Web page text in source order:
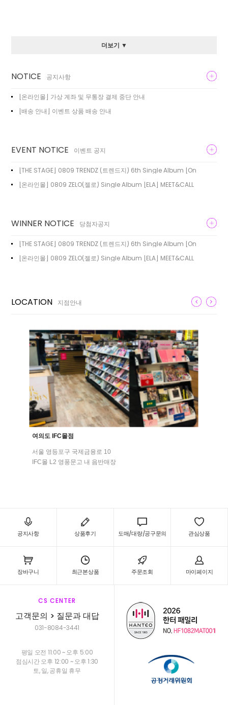
더보기 ▼
NOTICE 공지사항
[온라인몰] 가상 계좌 및 무통장 결제 중단 안내
[배송 안내] 이벤트 상품 배송 안내
EVENT NOTICE 이벤트 공지
[THE STAGE] 0809 TRENDZ (트렌드지) 6th Single Album [On
[온라인몰] 0809 ZELO(젤로) Single Album [ELA] MEET&CALL
WINNER NOTICE 당첨자공지
[THE STAGE] 0809 TRENDZ (트렌드지) 6th Single Album [On
[온라인몰] 0809 ZELO(젤로) Single Album [ELA] MEET&CALL
LOCATION 지점안내
여의도 IFC몰점
서울 영등포구 국제금융로 10
IFC몰 L2 영풍문고 내 음반매장
공지사항 상품후기 도매/대량/공구문의 관심상품
장바구니 최근본상품 주문조회 마이페이지
CS CENTER
고객문의 > 질문과 대답
031-8084-3441
평일 오전 11:00 ~ 오후 5:00
점심시간 오후 12:00 ~ 오후 1:30
토, 일, 공휴일 휴무